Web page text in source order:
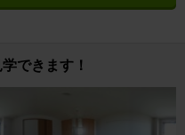
できます！